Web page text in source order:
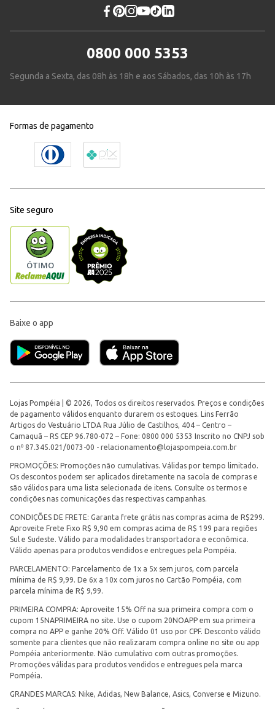
0800 000 5353
Segunda a Sexta, das 08h às 18h e aos Sábados, das 10h às 17h
Formas de pagamento
Site seguro
Baixe o app
Lojas Pompéia | © 2026, Todos os direitos reservados. Preços e condições
de pagamento válidos enquanto durarem os estoques. Lins Ferrão
Artigos do Vestuário LTDA Rua Júlio de Castilhos, 404 – Centro –
Camaquã – RS CEP 96.780-072 – Fone: 0800 000 5353 Inscrito no CNPJ sob
o nº 87.345.021/0073-00 - relacionamento@lojaspompeia.com.br
PROMOÇÕES: Promoções não cumulativas. Válidas por tempo limitado.
Os descontos podem ser aplicados diretamente na sacola de compras e
são válidos para uma lista selecionada de itens. Consulte os termos e
condições nas comunicações das respectivas campanhas.
CONDIÇÕES DE FRETE: Garanta frete grátis nas compras acima de R$299.
Aproveite Frete Fixo R$ 9,90 em compras acima de R$ 199 para regiões
Sul e Sudeste. Válido para modalidades transportadora e econômica.
Válido apenas para produtos vendidos e entregues pela Pompéia.
PARCELAMENTO: Parcelamento de 1x a 5x sem juros, com parcela
mínima de R$ 9,99. De 6x a 10x com juros no Cartão Pompéia, com
parcela mínima de R$ 9,99.
PRIMEIRA COMPRA: Aproveite 15% Off na sua primeira compra com o
cupom 15NAPRIMEIRA no site. Use o cupom 20NOAPP em sua primeira
compra no APP e ganhe 20% Off. Válido 01 uso por CPF. Desconto válido
somente para clientes que não realizaram compra online no site ou app
Pompéia anteriormente. Não cumulativo com outras promoções.
Promoções válidas para produtos vendidos e entregues pela marca
Pompéia.
GRANDES MARCAS: Nike, Adidas, New Balance, Asics, Converse e Mizuno.